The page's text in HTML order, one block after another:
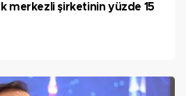
merkezli şirketinin yüzde 15